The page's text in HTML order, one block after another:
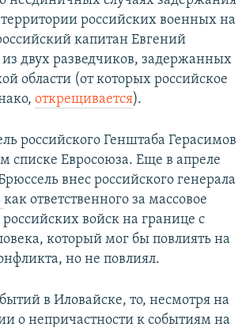
российских военных на
капитан Евгений
двух разведчиков, задержанных
области (от которых российское
открещивается).
российского Генштаба Герасимов
списке Евросоюза. Еще в апреле
внес российского генерала
как ответственного за массовое
войск на границе с
который мог бы повлиять на
но не повлиял.
в Иловайске, то, несмотря на
о непричастности к событиям на